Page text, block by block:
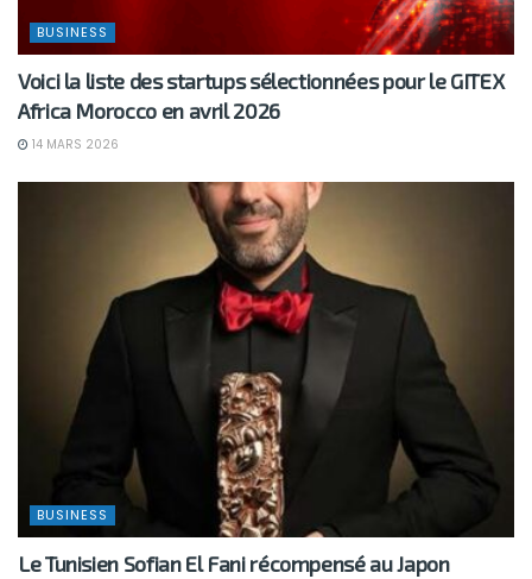
BUSINESS
Voici la liste des startups sélectionnées pour le GITEX
Africa Morocco en avril 2026
14 MARS 2026
BUSINESS
Le Tunisien Sofian El Fani récompensé au Japon